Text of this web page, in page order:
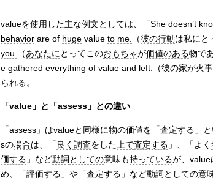
valueを使用した主な例文としては、「She doesn’t
behaviorare of hugevalue to me. （彼の行動は私にと
you.
（あなたに とってこのおもちゃが価値のある物で
e gathered everything of value and left.（彼の家が火事
られる。
「value」と「assess」との違い
「assess」はvalueと 同様に物の価値を「査定する 」
sの場合は、「 良く 調査をした 上で査定する 」、「よく
価する 」など動詞としての意味も持っているが、value
め、「評価する 」や「査定する 」など動詞としての意